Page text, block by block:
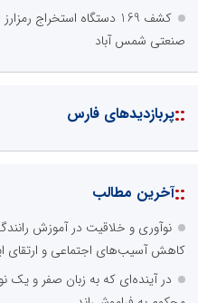
کشف 169 دستگاه استخراج
صنعتی شمس آباد
::پربازدیدهای فارس
::آخرین مطالب
نوآوری و خلاقیت در آموزش
کاهش آسیب‌های اجتماعی و ارتقای
در آینده‌ای که به زبان صفر و